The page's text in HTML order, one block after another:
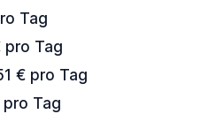
Tag
pro Tag
€ pro Tag
Tag